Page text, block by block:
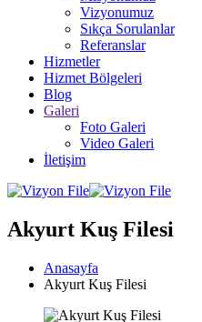
Vizyonumuz
Sıkça Sorulanlar
Referanslar
Hizmetler
Hizmet Bölgeleri
Blog
Galeri
Foto Galeri
Video Galeri
İletişim
Akyurt Kuş Filesi
Anasayfa
Akyurt Kuş Filesi